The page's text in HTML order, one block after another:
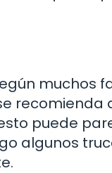
muchos
recomienda
puede
algunos